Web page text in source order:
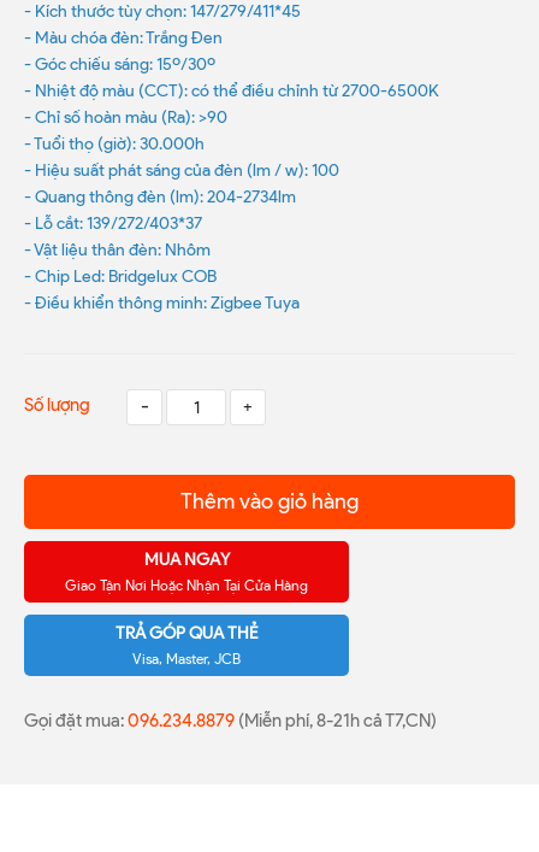
- Kích thước tùy chọn: 147/279/411*45
- Màu chóa đèn: Trắng Đen
- Góc chiếu sáng: 15º/30º
- Nhiệt độ màu (CCT): có thể điều chỉnh từ 2700-6500K
- Chỉ số hoàn màu (Ra): >90
- Tuổi thọ (giờ): 30.000h
- Hiệu suất phát sáng của đèn (lm / w): 100
- Quang thông đèn (lm): 204-2734lm
- Lỗ cắt: 139/272/403*37
- Vật liệu thân đèn: Nhôm
- Chip Led: Bridgelux COB
- Điều khiển thông minh: Zigbee Tuya
Số lượng - +
Thêm vào giỏ hàng
MUA NGAY
Giao Tận Nơi Hoặc Nhận Tại Cửa Hàng
TRẢ GÓP QUA THẺ
Visa, Master, JCB
Gọi đặt mua:096.234.8879 (Miễn phí, 8-21h cả T7,CN)